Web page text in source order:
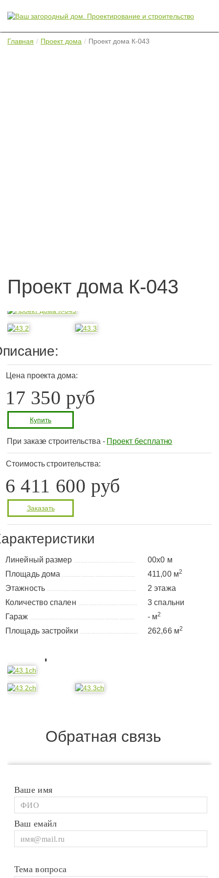
Главная Проект дома Проект дома К-043
Проект дома К-043
Цена проекта дома:
17 350 руб
Купить
При заказе строительства - Проект бесплатно
Стоимость строительства:
6 411 600 руб
Заказать
Линейный размер
00x0 м
Площадь дома
411,00 м2
Этажность
2 этажа
Количество спален
3 спальни
Гараж
- м2
Площадь застройки 262,66 м2
Обратная связь
Ваше имя
Ваш емайл
Тема вопроса